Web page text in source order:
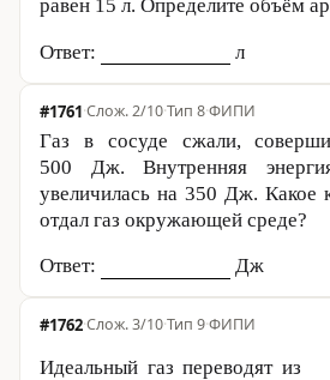
равен 15 л. Определите объём
Ответ: л
#1761· 2/10·Тип 8·ФИПИ
Газ в сосуде сжали,
500 Дж. Внутренняя
увеличилась на 350 Дж. Какое
отдал газ окружающей среде?
Ответ: Дж
#1762· 3/10·Тип 9·ФИПИ
Идеальный газ переводят из